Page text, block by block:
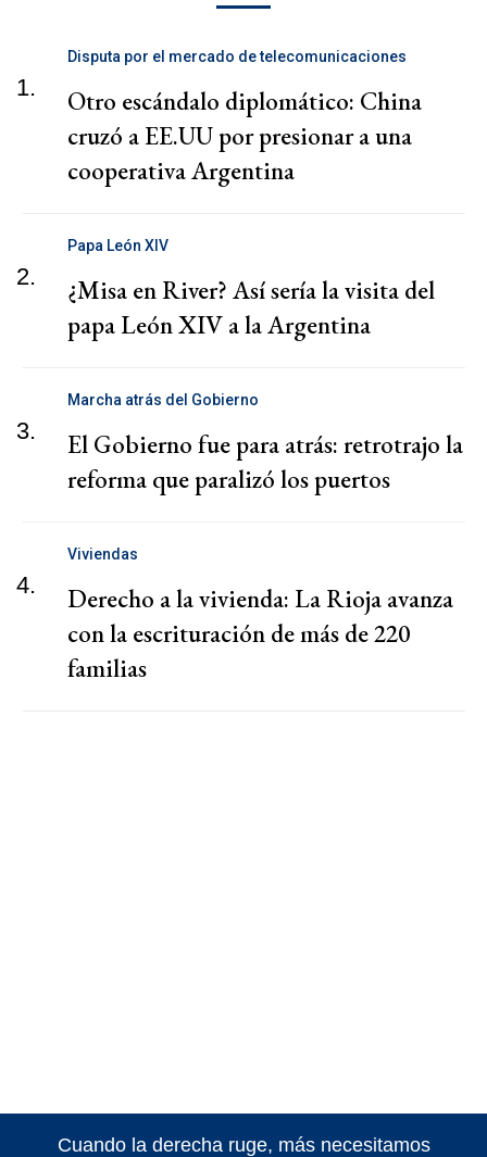
1.
Disputa por el mercado de telecomunicaciones
Otro escándalo diplomático: China
cruzó a EE.UU por presionar a una
cooperativa Argentina
2.
Papa León XIV
¿Misa en River? Así sería la visita del
papa León XIV a la Argentina
3.
Marcha atrás del Gobierno
El Gobierno fue para atrás: retrotrajo la
reforma que paralizó los puertos
4.
Viviendas
Derecho a la vivienda: La Rioja avanza
con la escrituración de más de 220
familias
Cuando la derecha ruge, más necesitamos